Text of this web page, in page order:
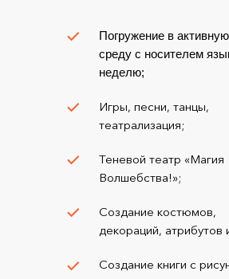
Погружение в
среду с носителем
неделю;
Игры, песни, танцы,
театрализация;
Теневой театр «Магия
Волшебства!»;
Создание костюмов,
декораций, атрибутов
Создание книги с